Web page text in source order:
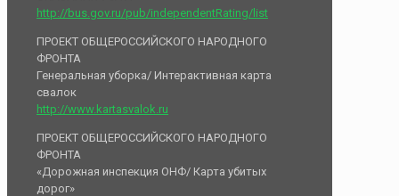
http://bus.gov.ru/pub/independentRating/list
ПРОЕКТ ОБЩЕРОССИЙСКОГО НАРОДНОГО
ФРОНТА
Генеральная уборка/ Интерактивная карта
свалок
http://www.kartasvalok.ru
ПРОЕКТ ОБЩЕРОССИЙСКОГО НАРОДНОГО
ФРОНТА
«Дорожная инспекция ОНФ/ Карта убитых
дорог»